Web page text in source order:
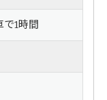
1時間